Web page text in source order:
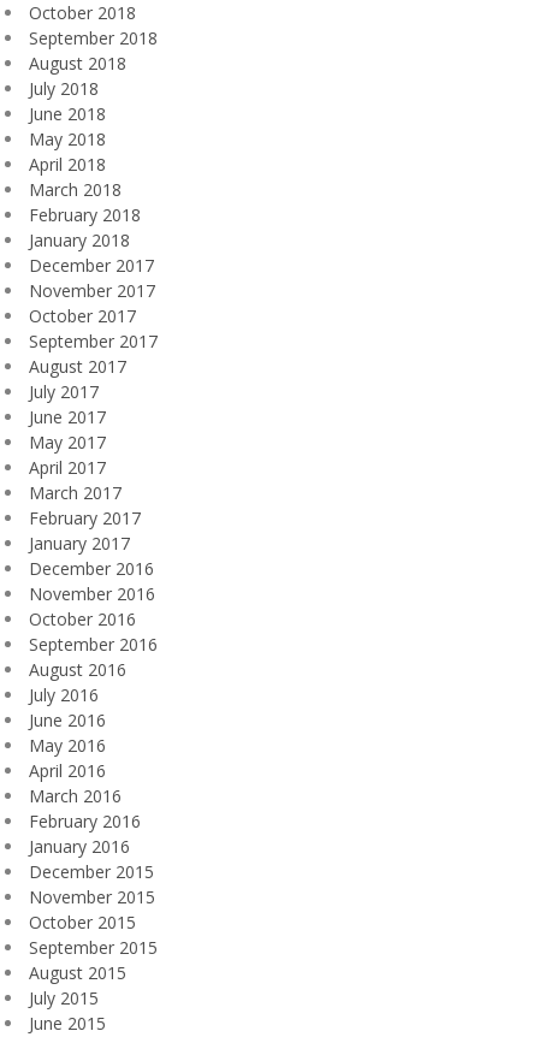
October 2018
September 2018
August 2018
July 2018
June 2018
May 2018
April 2018
March 2018
February 2018
January 2018
December 2017
November 2017
October 2017
September 2017
August 2017
July 2017
June 2017
May 2017
April 2017
March 2017
February 2017
January 2017
December 2016
November 2016
October 2016
September 2016
August 2016
July 2016
June 2016
May 2016
April 2016
March 2016
February 2016
January 2016
December 2015
November 2015
October 2015
September 2015
August 2015
July 2015
June 2015